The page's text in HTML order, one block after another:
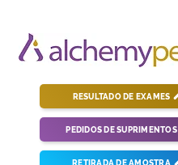
PEDIDOS DE SUPRIMENTOS
RESULTADO DE EXAMES
RETIRADA DE AMOSTRA